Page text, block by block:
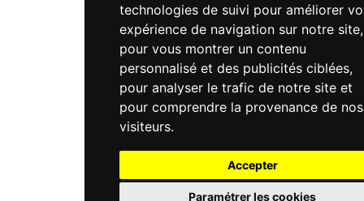
technologies de suivi pour améliorer
expérience de navigation sur notre site,
pour vous montrer un contenu
personnalisé et des publicités ciblées,
pour analyser le trafic de notre site et
pour comprendre la provenance de nos
visiteurs.
Accepter
Paramétrer les cookies